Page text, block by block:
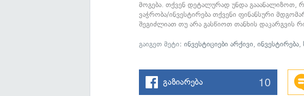
მოგება. თქვენ დეტალურად უნდა გააანალიზოთ,
ვაჭრობა/ინვესტირება თქვენი ფინანსური
შეგიძლიათ თუ არა გასწიოთ თანხის დაკარგვის
გაიგეთ მეტი:ინვესტიციები არქივი,ინვესტირება,
გაზიარება 10